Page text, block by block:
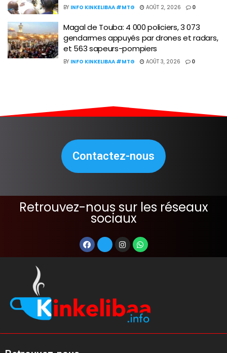
BY INFO KINKELIBAA #MTG AOÛT 2, 2026 0
Magal de Touba: 4 000 policiers, 3 073
gendarmes appuyés par drones et radars,
et 563 sapeurs-pompiers
BY INFO KINKELIBAA #MTG AOÛT 3, 2026 0
Contactez-nous
Retrouvez-nous sur les réseaux
sociaux